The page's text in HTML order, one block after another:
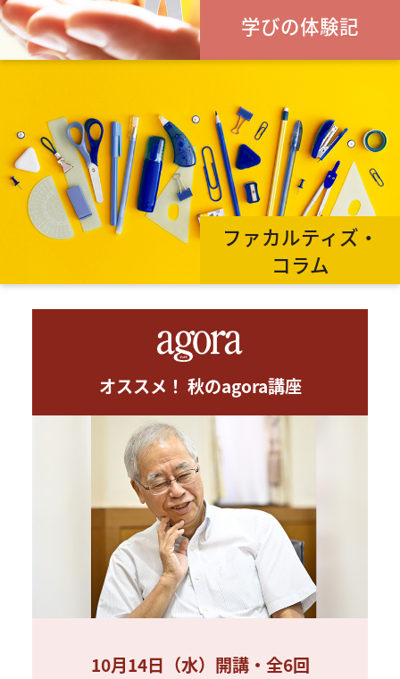
学びの体験記
ファカルティズ・
コラム
オススメ！ 秋のagora講座
10月14日（水）開講・全6回